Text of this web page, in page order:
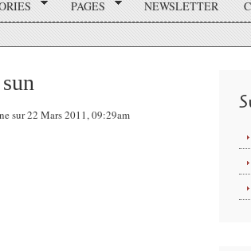
PAGES NEWSLETTER
sur 22 Mars 2011, 09:29am